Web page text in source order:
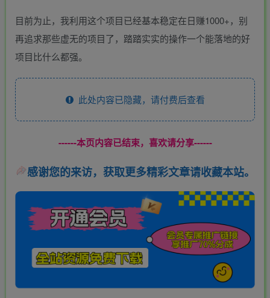
目前为止，我利用这个项目已经基本稳定在日赚1000+，别
再追求那些虚无的项目了，踏踏实实的操作一个能落地的好
项目比什么都强。
此处内容已隐藏，请付费后查看
------本页内容已结束，喜欢请分享------
感谢您的来访，获取更多精彩文章请收藏本站。